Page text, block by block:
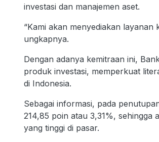
investasi dan manajemen aset.
“Kami akan menyediakan
ungkapnya.
Dengan adanya kemitraan ini,
produk investasi, memperkuat
di Indonesia.
Sebagai informasi, pada
214,85 poin atau 3,31%,
yang tinggi di pasar.